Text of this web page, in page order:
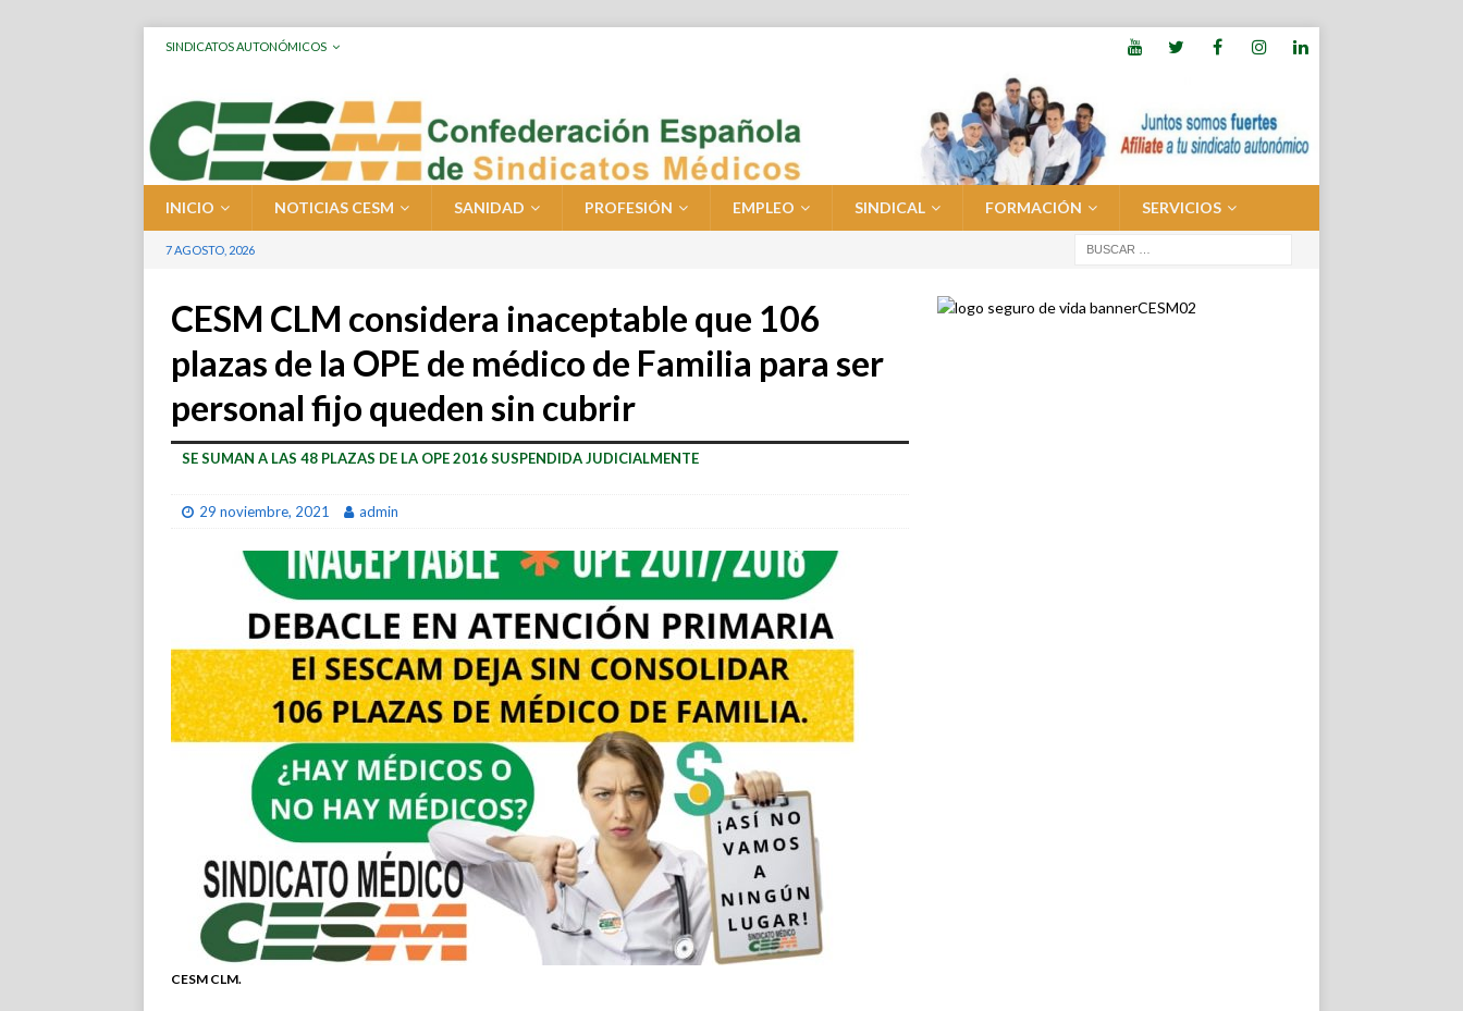
SINDICATOS AUTONÓMICOS
INICIO NOTICIAS CESM SANIDAD PROFESIÓN EMPLEO SINDICAL FORMACIÓN SERVICIOS
7 AGOSTO, 2026
CESM CLM considera inaceptable que 106
plazas de la OPE de médico de Familia para ser
personal fijo queden sin cubrir
SE SUMAN A LAS 48 PLAZAS DE LA OPE 2016 SUSPENDIDA JUDICIALMENTE
29 noviembre, 2021 admin
CESM CLM.